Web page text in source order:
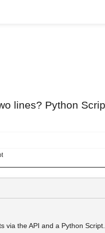
lines? Python
via the API and a Python